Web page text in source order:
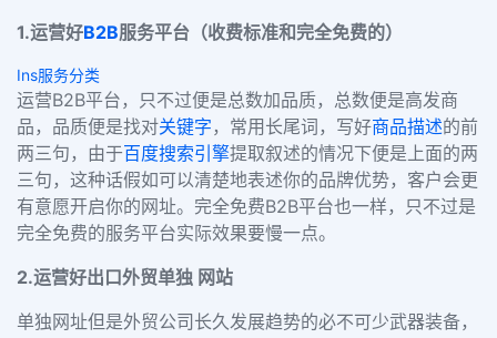
1.运营好B2B服务平台（收费标准和完全免费的）
Ins服务分类
运营B2B平台，只不过便是总数加品质，总数便是高发商
品，品质便是找对关键字 ，常用长尾词，写好商品描述的前
两三句，由于百度搜索引擎提取叙述的情况下便是上面的两
三句，这种话假如可以清楚地表述你的品牌优势，客户会更
有意愿开启你的网址。完全免费B2B平台也一样，只不过是
完全免费的服务平台实际效果要慢一点。
2.运营好出口外贸单独 网站
单独网址但是外贸公司长久发展趋势的必不可少武器装备，